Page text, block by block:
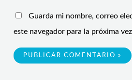
Guarda mi nombre, correo
este navegador para la próxima